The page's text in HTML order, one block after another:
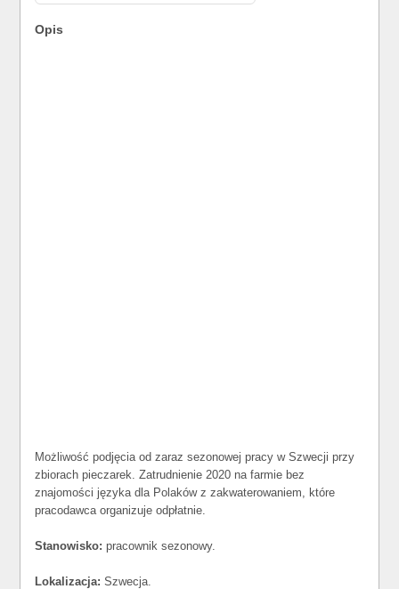
Opis
Możliwość podjęcia od zaraz sezonowej pracy w Szwecji przy
zbiorach pieczarek. Zatrudnienie 2020 na farmie bez
znajomości języka dla Polaków z zakwaterowaniem, które
pracodawca organizuje odpłatnie.
Stanowisko: pracownik sezonowy.
Lokalizacja: Szwecja.